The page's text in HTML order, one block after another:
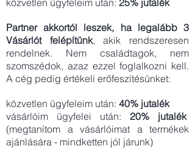
közvetlen ügyfeleim után: 25% jutalék
Partner akkortól leszek, ha legalább 3
Vásárlót felépítünk, akik rendszeresen
rendelnek. Nem családtagok, nem
szomszédok, azaz ezzel foglalkozni kell.
A cég pedig értékeli erőfeszítésünket:
közvetlen ügyfeleim után: 40% jutalék
vásárlóim ügyfelei után: 20% jutalék
(megtanítom a vásárlóimat a termékek
ajánlására - mindketten jól járunk)